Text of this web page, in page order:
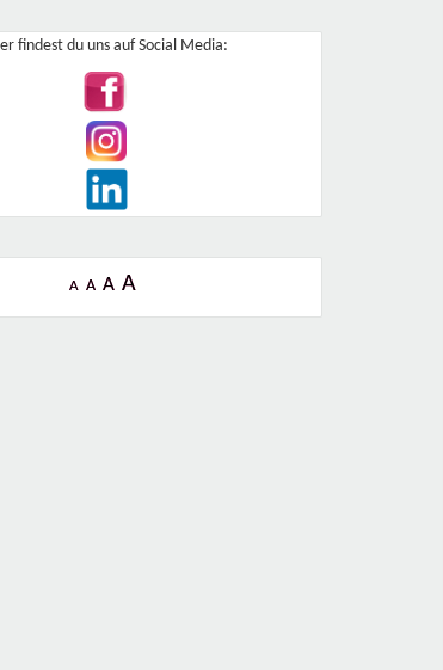
findest du uns auf Social Media:
A A A A